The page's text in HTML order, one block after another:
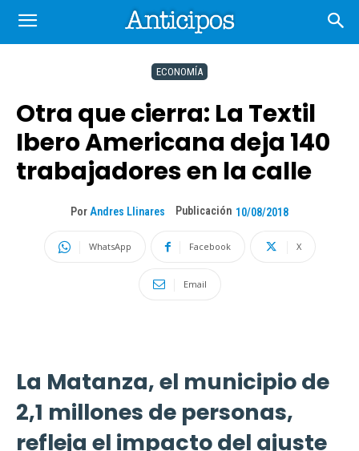
ECONOMÍA
Otra que cierra: La Textil
Ibero Americana deja 140
trabajadores en la calle
Por Andres Llinares Publicación 10/08/2018
WhatsApp Facebook X
Email
La Matanza, el municipio de
2,1 millones de personas,
refleja el impacto del ajuste